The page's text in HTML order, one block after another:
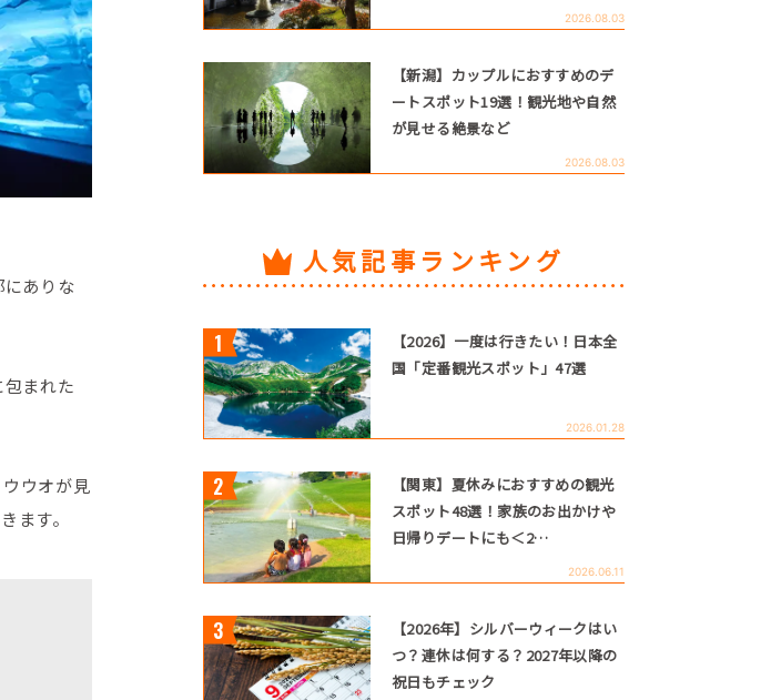
ありな
まれた
ウオが見
ます。
2026.08.03
【新潟】カップルにおすすめのデ
ートスポット19選！観光地や自然
が見せる絶景など
2026.08.03
人気記事ランキング
【2026】一度は行きたい！日本全
国「定番観光スポット」47選
2026.01.28
【関東】夏休みにおすすめの観光
スポット48選！家族のお出かけや
日帰りデートにも＜2…
2026.06.11
【2026年】シルバーウィークはい
つ？連休は何する？2027年以降の
祝日もチェック